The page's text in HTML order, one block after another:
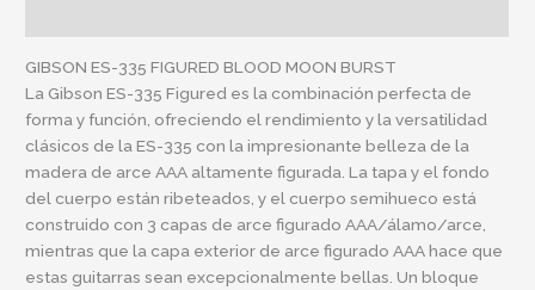
GIBSON ES-335 FIGURED BLOOD MOON BURST
La Gibson ES-335 Figured es la combinación perfecta de
forma y función, ofreciendo el rendimiento y la versatilidad
clásicos de la ES-335 con la impresionante belleza de la
madera de arce AAA altamente figurada. La tapa y el fondo
del cuerpo están ribeteados, y el cuerpo semihueco está
construido con 3 capas de arce figurado AAA/álamo/arce,
mientras que la capa exterior de arce figurado AAA hace que
estas guitarras sean excepcionalmente bellas. Un bloque